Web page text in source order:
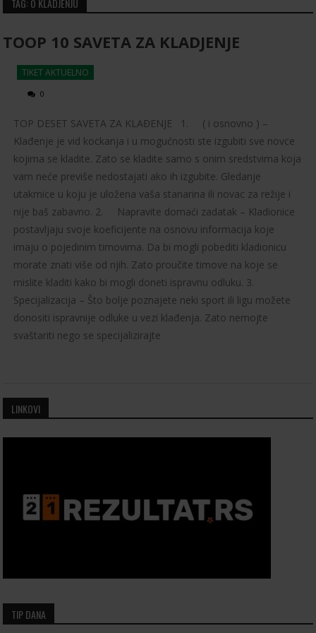
TAG: O KLADJENJU
TOOP 10 SAVETA ZA KLADJENJE
TIKET AKTUELNO
0
TOP DESET SAVETA ZA KLAĐENJE 1. ( i osnovno ) –
Klađenje je vid kockanja i u mogućnosti ste izgubiti sve novce
kojima se kladite. Zato se kladite samo s onim sredstvima koja
vam neće previše nedostajati ako ih izgubite. Gledanje
utakmice u koju je uložena vaša stanarina ili novac za režije i
nije baš zabavno. 2. Napravite domaći zadatak – Kladionice
postavljaju svoje koeficijente na osnovu informacija koje
imaju o pojedinim timovima. Da bi mogli pobediti kladionicu
morate znati više od njih. Zato proučite timove na koje se
mislite kladiti kako bi mogli doneti ispravnu odluku. 3.
Specijalizacija – Što bolje poznajete neki sport ili ligu možete
donositi ispravnije odluke u vezi klađenja. Zato nemojte
svaštariti nego se specijalizirajte
LINKOVI
TIP DANA